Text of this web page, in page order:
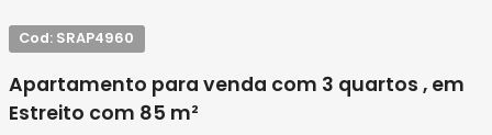
Cod: SRAP4960
Apartamento para venda com 3 quartos , em
Estreito com 85 m²